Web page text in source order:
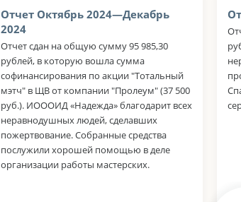
Отчет Октябрь 2024—Декабрь
2024
Отчет сдан на общую сумму 95 985,30
рублей, в которую вошла сумма
софинансирования по акции "Тотальный
мэтч" в ЩВ от компании "Пролеум" (37 500
руб.). ИОООИД «Надежда» благодарит всех
неравнодушных людей, сделавших
пожертвование. Собранные средства
послужили хорошей помощью в деле
организации работы мастерских.